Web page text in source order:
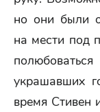
но они были
на мести под
украшавших
время Стивен